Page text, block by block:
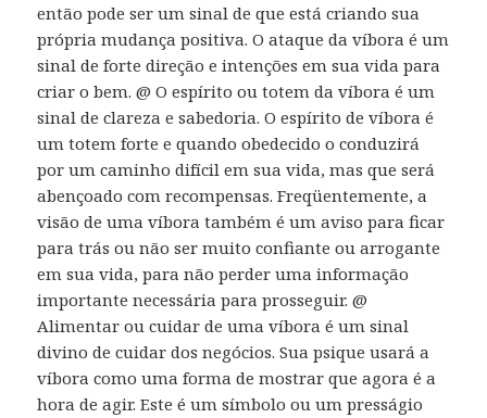
então pode ser um sinal de que está criando sua
própria mudança positiva. O ataque da víbora é um
sinal de forte direção e intenções em sua vida para
criar o bem. @ O espírito ou totem da víbora é um
sinal de clareza e sabedoria. O espírito de víbora é
um totem forte e quando obedecido o conduzirá
por um caminho difícil em sua vida, mas que será
abençoado com recompensas. Freqüentemente, a
visão de uma víbora também é um aviso para ficar
para trás ou não ser muito confiante ou arrogante
em sua vida, para não perder uma informação
importante necessária para prosseguir. @
Alimentar ou cuidar de uma víbora é um sinal
divino de cuidar dos negócios. Sua psique usará a
víbora como uma forma de mostrar que agora é a
hora de agir. Este é um símbolo ou um presságio